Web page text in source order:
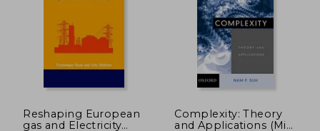
Reshaping European
gas and Electricity
Complexity: Theory
and Applications (Mit-